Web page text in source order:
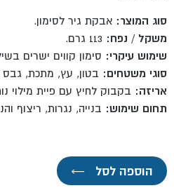
סוג המוצר: אבקת גיר לסימון.
משקל / נפח: 113 גרם.
שימוש עיקרי: סימון קווים ישרים
סוגי משטחים: בטון, עץ, מתכת, גבס
אריזה: בקבוק לחיץ עם פיית מילוי
תחום שימוש: בנייה, נגרות, ריצוף
הוספה לסל ←